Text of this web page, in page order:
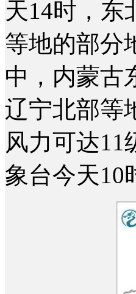
天14时，东
等地的部分
中，内蒙古
辽宁北部等
风力可达
象台今天10